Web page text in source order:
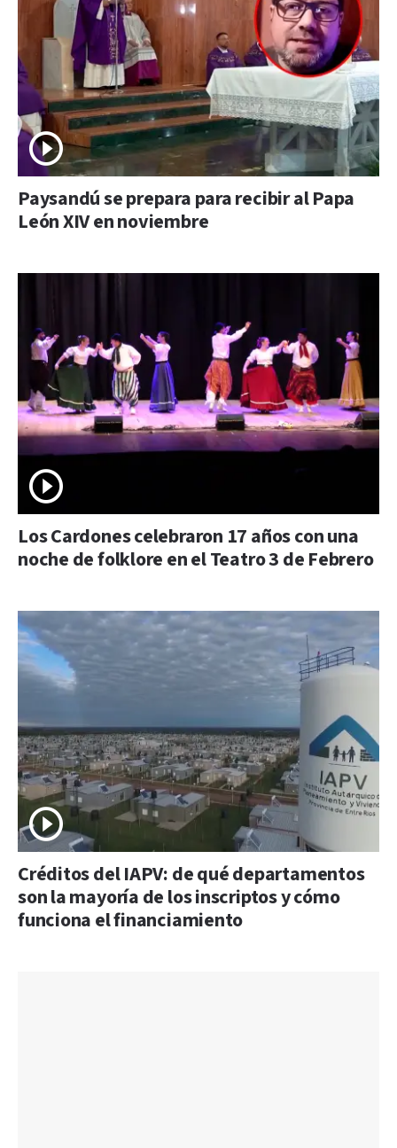
Paysandú se prepara para recibir al Papa
León XIV en noviembre
Los Cardones celebraron 17 años con una
noche de folklore en el Teatro 3 de Febrero
Créditos del IAPV: de qué departamentos
son la mayoría de los inscriptos y cómo
funciona el financiamiento